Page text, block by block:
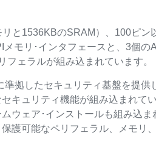
と1536KBのSRAM）、100ピン
モリ･インタフェースと、3個
ェラルが組み込まれています。
拠したセキュリティ基盤を提供
キュリティ機能が組み込まれて
ウェア･インストールも組み込
護可能なペリフェラル、メモリ